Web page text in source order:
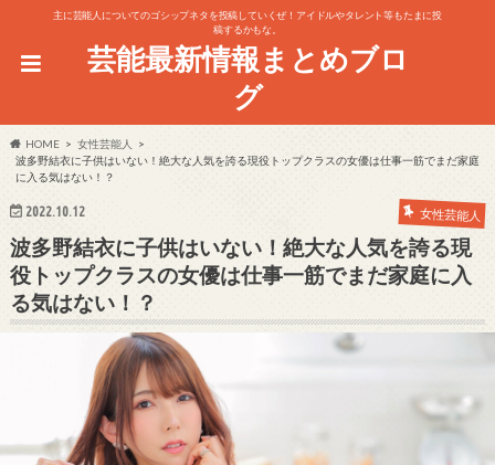
主に芸能人についてのゴシップネタを投稿していくぜ！アイドルやタレント等もたまに投
稿するかもな。
芸能最新情報まとめブロ
グ
HOME
女性芸能人
波多野結衣に子供はいない！絶大な人気を誇る現役トップクラスの女優は仕事一筋でまだ家庭
に入る気はない！？
2022.10.12 女性芸能人
波多野結衣に子供はいない！絶大な人気を誇る現
役トップクラスの女優は仕事一筋でまだ家庭に入
る気はない！？